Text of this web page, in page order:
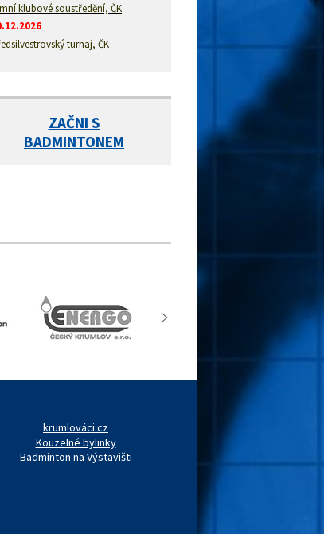
klubové soustředění, ČK
turnaj, ČK
ZAČNI S
BADMINTONEM
krumlováci.cz
Kouzelné bylinky
Badminton na Výstavišti